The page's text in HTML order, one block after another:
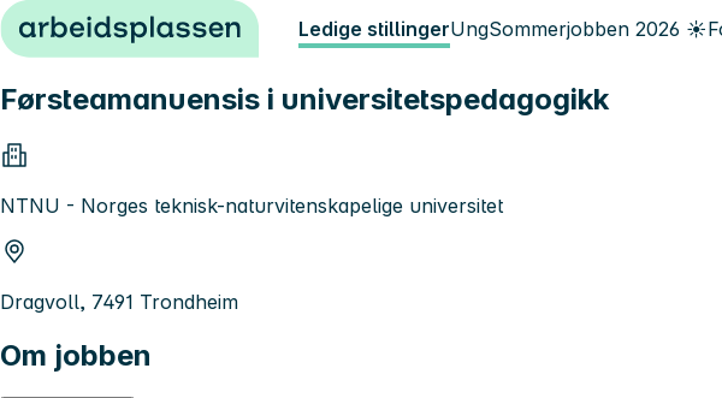
Hopp til innhold Ledige stillingerUngSommerjobben 2026 ☀️
Førsteamanuensis i universitetspedagogikk
NTNU - Norges teknisk-naturvitenskapelige universitet
Dragvoll, 7491 Trondheim
Om jobben